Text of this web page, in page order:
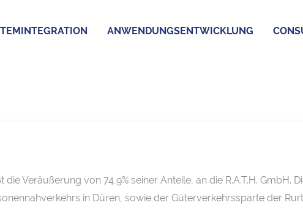
ANWENDUNGSENTWICKLUNG
Veräußerung von 74,9% seiner Anteile, an die R.A.T.H. GmbH.
in Düren, sowie der Güterverkehrssparte der